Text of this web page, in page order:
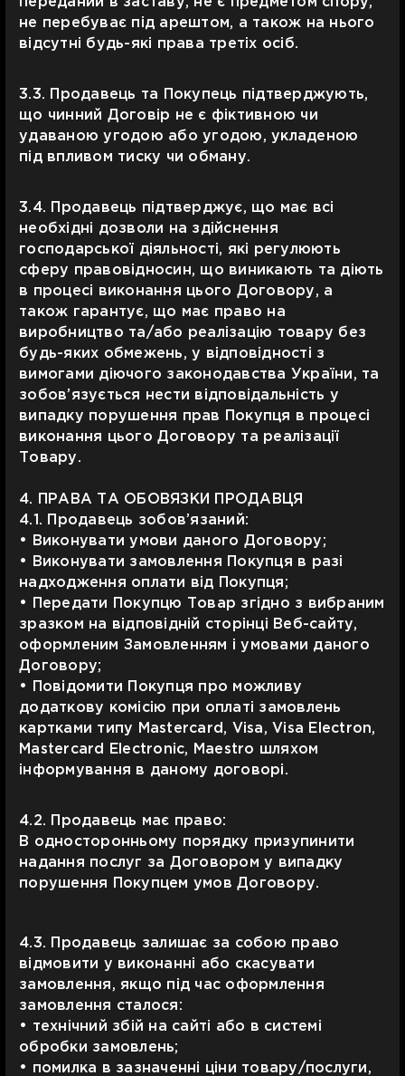
не перебуває під арештом, а також на нього
відсутні будь-які права третіх осіб.
3.3. Продавець та Покупець підтверджують,
що чинний Договір не є фіктивною чи
удаваною угодою або угодою, укладеною
під впливом тиску чи обману.
3.4. Продавець підтверджує, що має всі
необхідні дозволи на здійснення
господарської діяльності, які регулюють
сферу правовідносин, що виникають та діють
в процесі виконання цього Договору, а
також гарантує, що має право на
виробництво та/або реалізацію товару без
будь-яких обмежень, у відповідності з
вимогами діючого законодавства України, та
зобов’язується нести відповідальність у
випадку порушення прав Покупця в процесі
виконання цього Договору та реалізації
Товару.
4. ПРАВА ТА ОБОВЯЗКИ ПРОДАВЦЯ
4.1. Продавець зобов’язаний:
• Виконувати умови даного Договору;
• Виконувати замовлення Покупця в разі
надходження оплати від Покупця;
• Передати Покупцю Товар згідно з вибраним
зразком на відповідній сторінці Веб-сайту,
оформленим Замовленням і умовами даного
Договору;
• Повідомити Покупця про можливу
додаткову комісію при оплаті замовлень
картками типу Mastercard, Visa, Visa Electron,
Mastercard Electronic, Maestro шляхом
інформування в даному договорі.
4.2. Продавець має право:
В односторонньому порядку призупинити
надання послуг за Договором у випадку
порушення Покупцем умов Договору.
4.3. Продавець залишає за собою право
відмовити у виконанні або скасувати
замовлення, якщо під час оформлення
замовлення сталося:
• технічний збій на сайті або в системі
обробки замовлень;
• помилка в зазначенні ціни товару/послуги,